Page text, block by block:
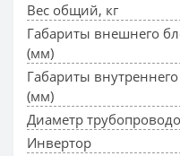
Вес общий, кг
Габариты внешнего
(мм)
Габариты
(мм)
Диаметр
Инвертор